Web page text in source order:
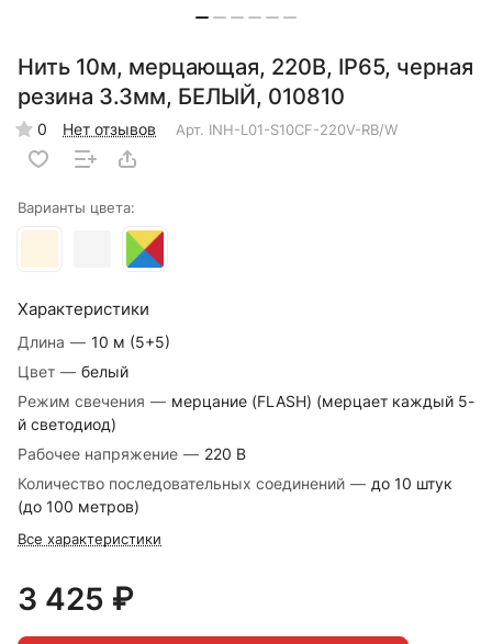
Нить 10м, мерцающая, 220В, IP65, черная
резина 3.3мм, БЕЛЫЙ, 010810
0 Нет отзывов Арт. INH-L01-S10CF-220V-RB/W
Варианты цвета:
Характеристики
Длина — 10 м (5+5)
Цвет — белый
Режим свечения — мерцание (FLASH) (мерцает каждый 5-
й светодиод)
Рабочее напряжение — 220 В
Количество последовательных соединений — до 10 штук
(до 100 метров)
Все характеристики
3 425 ₽